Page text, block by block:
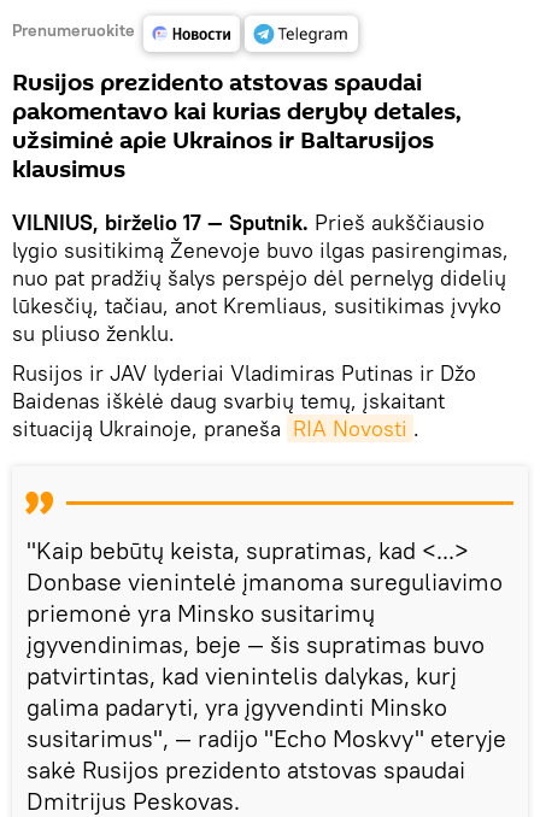
Prenumeruokite
Rusijos prezidento atstovas spaudai
pakomentavo kai kurias derybų detales,
užsiminė apie Ukrainos ir Baltarusijos
klausimus
VILNIUS, birželio 17 — Sputnik. Prieš aukščiausio
lygio susitikimą Ženevoje buvo ilgas pasirengimas,
nuo pat pradžių šalys perspėjo dėl pernelyg didelių
lūkesčių, tačiau, anot Kremliaus, susitikimas įvyko
su pliuso ženklu.
Rusijos ir JAV lyderiai Vladimiras Putinas ir Džo
Baidenas iškėlė daug svarbių temų, įskaitant
situaciją Ukrainoje, praneša RIA Novosti .
"Kaip bebūtų keista, supratimas, kad <...>
Donbase vienintelė įmanoma sureguliavimo
priemonė yra Minsko susitarimų
įgyvendinimas, beje — šis supratimas buvo
patvirtintas, kad vienintelis dalykas, kurį
galima padaryti, yra įgyvendinti Minsko
susitarimus", — radijo "Echo Moskvy" eteryje
sakė Rusijos prezidento atstovas spaudai
Dmitrijus Peskovas.